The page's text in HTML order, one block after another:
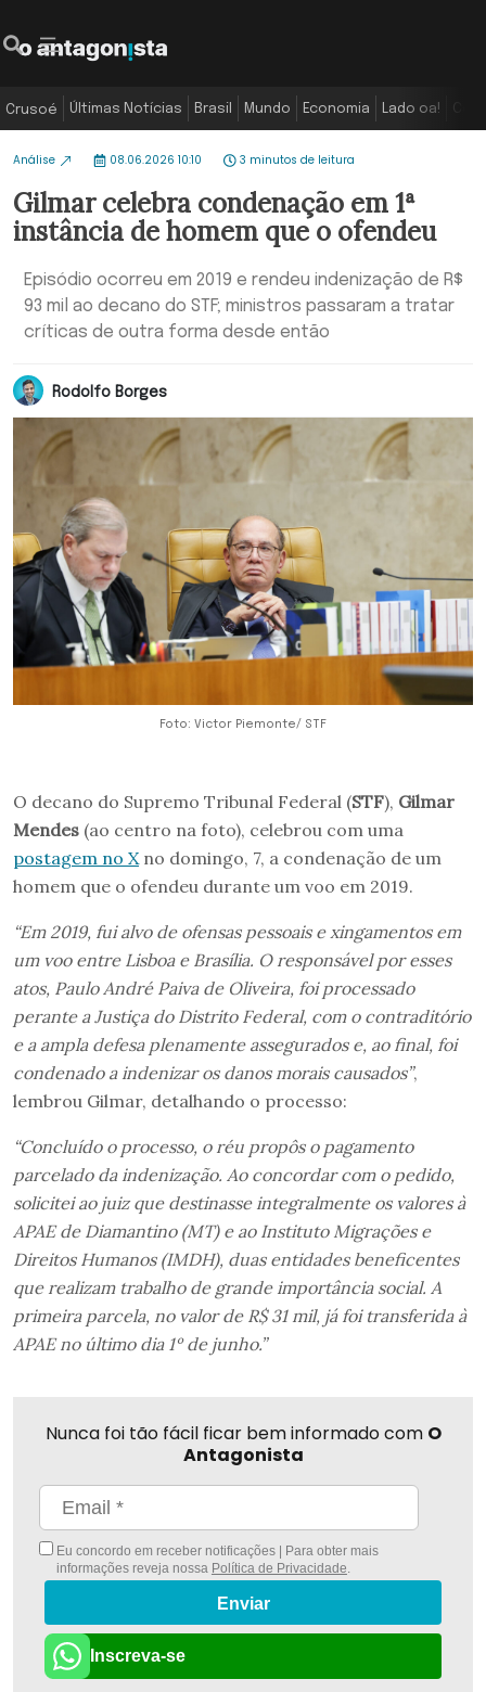
Crusoé Últimas Notícias Brasil Mundo Economia Lado oa!
Análise 08.06.2026 10:10 3 minutos de leitura
Gilmar celebra condenação em 1ª
instância de homem que o ofendeu
Episódio ocorreu em 2019 e rendeu indenização de R$
93 mil ao decano do STF; ministros passaram a tratar
críticas de outra forma desde então
Rodolfo Borges
Foto: Victor Piemonte/ STF
O decano do Supremo Tribunal Federal (STF), Gilmar
Mendes (ao centro na foto), celebrou com uma
postagem no Xno domingo, 7, a condenação de um
homem que o ofendeu durante um voo em 2019.
“Em 2019, fui alvo de ofensas pessoais e xingamentos em
um voo entre Lisboa e Brasília. O responsável por esses
atos, Paulo André Paiva de Oliveira, foi processado
perante a Justiça do Distrito Federal, com o contraditório
e a ampla defesa plenamente assegurados e, ao final, foi
condenado a indenizar os danos morais causados”,
lembrou Gilmar, detalhando o processo:
“Concluído o processo, o réu propôs o pagamento
parcelado da indenização. Ao concordar com o pedido,
solicitei ao juiz que destinasse integralmente os valores à
APAE de Diamantino (MT) e ao Instituto Migrações e
Direitos Humanos (IMDH), duas entidades beneficentes
que realizam trabalho de grande importância social. A
primeira parcela, no valor de R$ 31 mil, já foi transferida à
APAE no último dia 1º de junho.”
Nunca foi tão fácil ficar bem informado com O
Antagonista
Eu concordo em receber notificações | Para obter mais
informações reveja nossa Política de Privacidade.
Enviar
Inscreva-se